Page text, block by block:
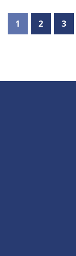
1 2 3